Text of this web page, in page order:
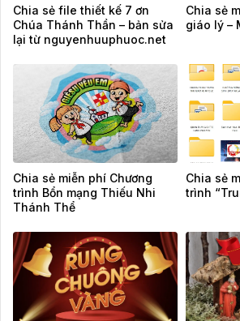
Chia sẻ file thiết kế 7 ơn
Chúa Thánh Thần – bản sửa
lại từ nguyenhuuphuoc.net
Chia sẻ
giáo lý –
Chia sẻ miễn phí Chương
trình Bổn mạng Thiếu Nhi
Thánh Thể
Chia sẻ
trình